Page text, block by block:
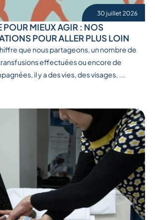
30 juillet 2026
POUR MIEUX AGIR : NOS
POUR ALLER PLUS LOIN
que nous partageons, un nombre de
effectuées ou encore de
il y a des vies, des visages, ...